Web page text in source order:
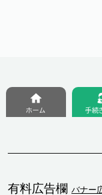
有料広告欄 バナー
ホーム 手続